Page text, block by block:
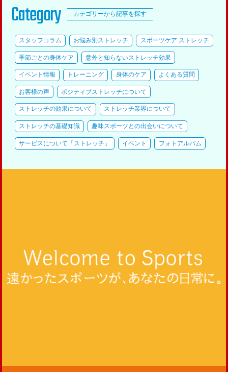
Category カテゴリーから記事を探す
スタッフコラム お悩み別ストレッチ スポーツケア ストレッチ
季節ごとの身体ケア 意外と知らないストレッチ効果
イベント情報 トレーニング 身体のケア よくある質問
お客様の声 ポジティブストレッチについて
ストレッチの効果について ストレッチ業界について
ストレッチの基礎知識 趣味スポーツとの出会いについて
サービスについて「ストレッチ」 イベント フォトアルバム